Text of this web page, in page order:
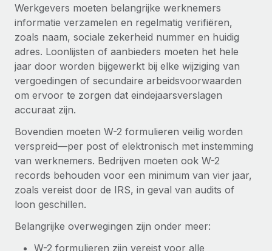
Werkgevers moeten belangrijke werknemers
informatie verzamelen en regelmatig verifiëren,
zoals naam, sociale zekerheid nummer en huidig
adres. Loonlijsten of aanbieders moeten het hele
jaar door worden bijgewerkt bij elke wijziging van
vergoedingen of secundaire arbeidsvoorwaarden
om ervoor te zorgen dat eindejaarsverslagen
accuraat zijn.
Bovendien moeten W-2 formulieren veilig worden
verspreid—per post of elektronisch met instemming
van werknemers. Bedrijven moeten ook W-2
records behouden voor een minimum van vier jaar,
zoals vereist door de IRS, in geval van audits of
loon geschillen.
Belangrijke overwegingen zijn onder meer:
W-2 formulieren zijn vereist voor alle